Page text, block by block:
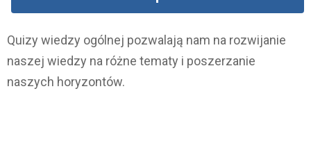
Quizy wiedzy ogólnej pozwalają nam na rozwijanie
naszej wiedzy na różne tematy i poszerzanie
naszych horyzontów.